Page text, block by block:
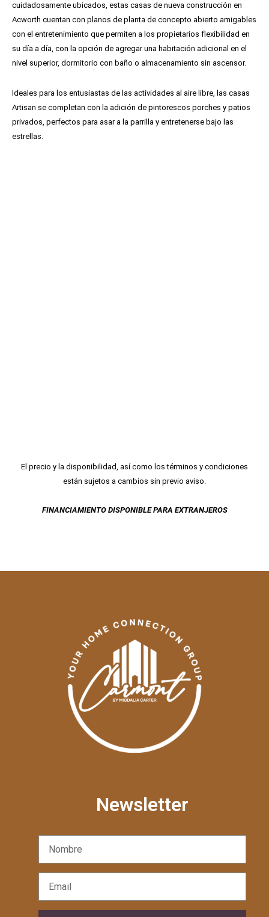
cuidadosamente ubicados, estas casas de nueva construcción en
Acworth cuentan con planos de planta de concepto abierto amigables
con el entretenimiento que permiten a los propietarios flexibilidad en
su día a día, con la opción de agregar una habitación adicional en el
nivel superior, dormitorio con baño o almacenamiento sin ascensor.
Ideales para los entusiastas de las actividades al aire libre, las casas
Artisan se completan con la adición de pintorescos porches y patios
privados, perfectos para asar a la parrilla y entretenerse bajo las
estrellas.
El precio y la disponibilidad, así como los términos y condiciones
están sujetos a cambios sin previo aviso.
FINANCIAMIENTO DISPONIBLE PARA EXTRANJEROS
Newsletter